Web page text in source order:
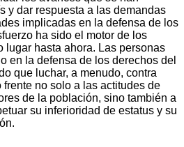
y dar respuesta a las demandas
implicadas en la defensa de los
ha sido el motor de los
lugar hasta ahora. Las personas
en la defensa de los derechos del
que luchar, a menudo, contra
no solo a las actitudes de
de la población, sino también a
su inferioridad de estatus y su